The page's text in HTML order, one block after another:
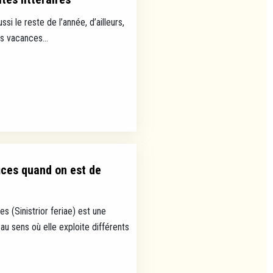
le reste de l’année, d’ailleurs,
vacances...
quand on est de
(Sinistrior feriae) est une
sens où elle exploite différents